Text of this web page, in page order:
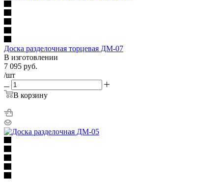
Доска разделочная торцевая ДМ-07
В изготовлении
7 095 руб.
/шт
В корзину